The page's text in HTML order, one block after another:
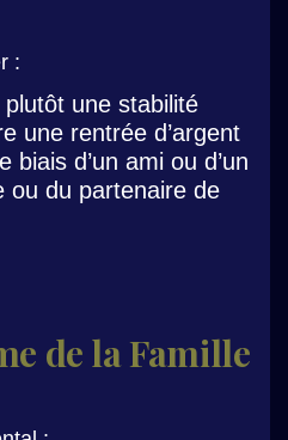
:
une stabilité
une rentrée d’argent
biais d’un ami ou d’un
ou du partenaire de
de la Famille